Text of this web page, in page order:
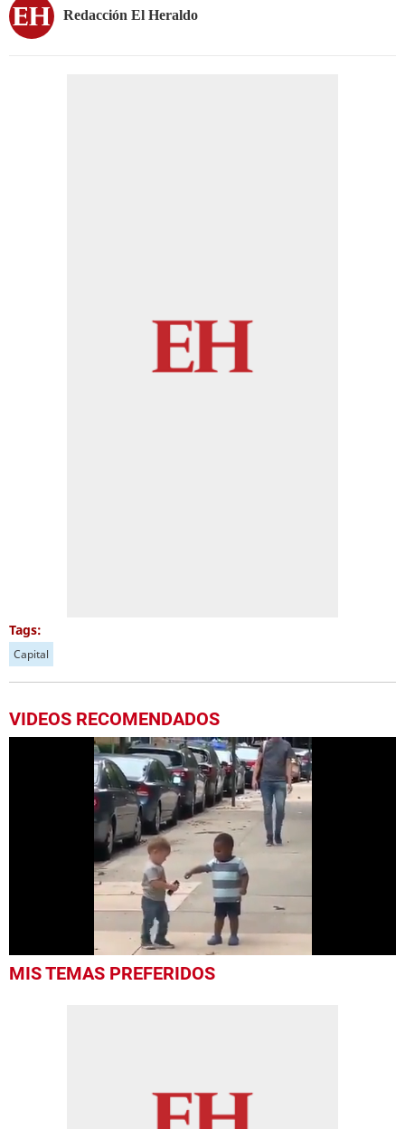
Redacción El Heraldo
Tags:
Capital
VIDEOS RECOMENDADOS
seconds
MIS TEMAS PREFERIDOS